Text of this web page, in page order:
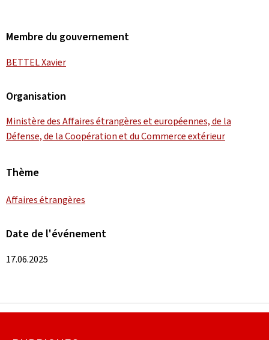
Membre du gouvernement
BETTEL Xavier
Organisation
Ministère des Affaires étrangères et européennes, de la
Défense, de la Coopération et du Commerce extérieur
Thème
Affaires étrangères
Date de l'événement
17.06.2025